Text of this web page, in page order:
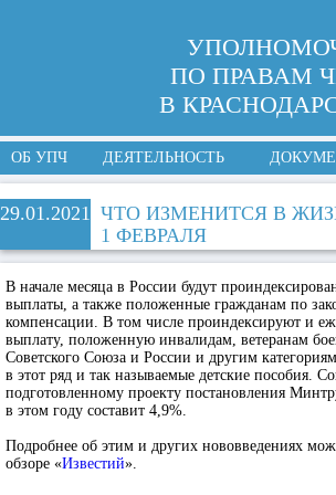
ПО ПРАВАМ
В
ОБ УПЧ ДЕЯТЕЛЬНОСТЬ
29.01.2021 ЧТО ИЗМЕНИТСЯ В
1 ФЕВРАЛЯ
В начале месяца в России будут
выплаты, а также положенные гражданам по
компенсации. В том числе проиндексируют и
выплату, положенную инвалидам, ветеранам
Советского Союза и России и другим
в этот ряд и так называемые детские пособия.
подготовленному проекту постановления
в этом году составит 4,9%.
Подробнее об этим и других нововведениях
обзоре «Известий».